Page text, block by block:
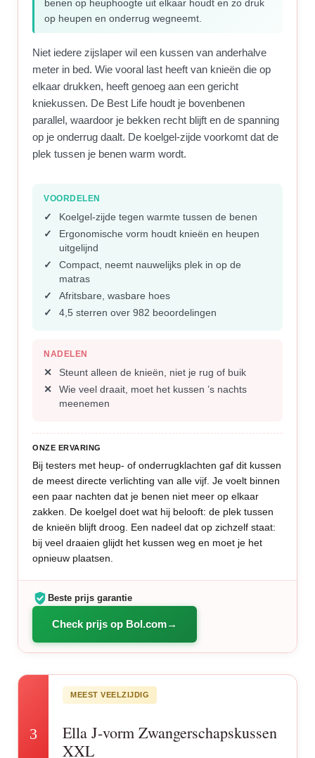
benen op heuphoogte uit elkaar houdt en zo druk
op heupen en onderrug wegneemt.
Niet iedere zijslaper wil een kussen van anderhalve
meter in bed. Wie vooral last heeft van knieën die op
elkaar drukken, heeft genoeg aan een gericht
kniekussen. De Best Life houdt je bovenbenen
parallel, waardoor je bekken recht blijft en de spanning
op je onderrug daalt. De koelgel-zijde voorkomt dat de
plek tussen je benen warm wordt.
VOORDELEN
Koelgel-zijde tegen warmte tussen de benen
Ergonomische vorm houdt knieën en heupen
uitgelijnd
Compact, neemt nauwelijks plek in op de
matras
Afritsbare, wasbare hoes
4,5 sterren over 982 beoordelingen
NADELEN
Steunt alleen de knieën, niet je rug of buik
Wie veel draait, moet het kussen ’s nachts
meenemen
ONZE ERVARING
Bij testers met heup- of onderrugklachten gaf dit kussen
de meest directe verlichting van alle vijf. Je voelt binnen
een paar nachten dat je benen niet meer op elkaar
zakken. De koelgel doet wat hij belooft: de plek tussen
de knieën blijft droog. Een nadeel dat op zichzelf staat:
bij veel draaien glijdt het kussen weg en moet je het
opnieuw plaatsen.
Beste prijs garantie
Check prijs op Bol.com
3
MEEST VEELZIJDIG
Ella J-vorm Zwangerschapskussen
XXL